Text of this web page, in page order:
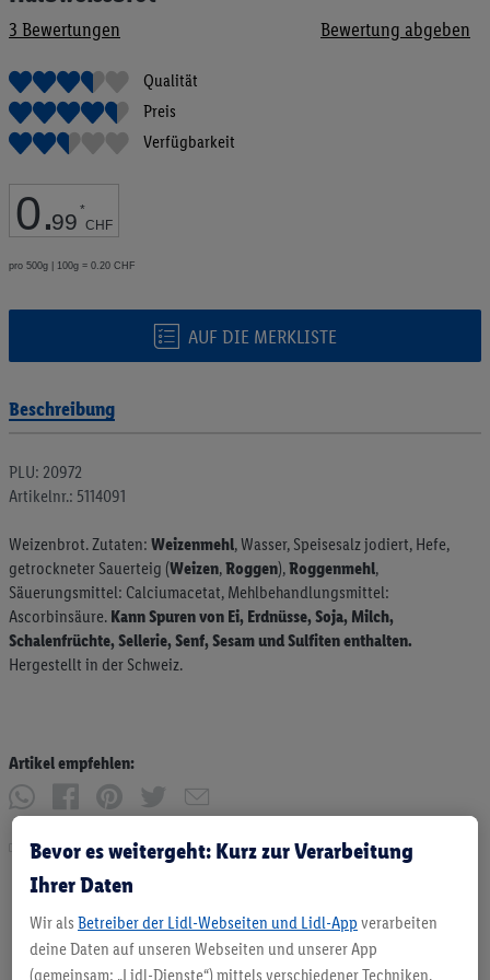
3 Bewertungen Bewertung abgeben
Qualität
Preis
Verfügbarkeit
0.99 *
CHF
pro 500g | 100g = 0.20 CHF
AUF DIE MERKLISTE
springen
Beschreibung
PLU: 20972
Artikelnr.: 5114091
Weizenbrot. Zutaten: Weizenmehl, Wasser, Speisesalz jodiert, Hefe,
getrockneter Sauerteig (Weizen,Roggen),Roggenmehl,
Säuerungsmittel: Calciumacetat, Mehlbehandlungsmittel:
Ascorbinsäure. Kann Spuren von Ei, Erdnüsse, Soja, Milch,
Schalenfrüchte, Sellerie, Senf, Sesam und Sulfiten enthalten.
Hergestellt in der Schweiz.
Artikel empfehlen:
Drucken
Bevor es weitergeht: Kurz zur Verarbeitung
Ihrer Daten
Wir als Betreiber der Lidl-Webseiten und Lidl-App verarbeiten
deine Daten auf unseren Webseiten und unserer App
(gemeinsam: „Lidl-Dienste“) mittels verschiedener Techniken,